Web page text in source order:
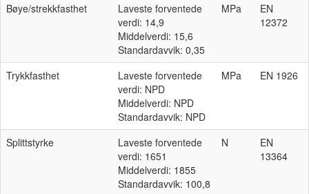
Bøye/strekkfasthet
Laveste forventede
verdi: 14,9
Middelverdi: 15,6
Standardavvik: 0,35
MPa
EN
12372
Trykkfasthet
Laveste forventede
verdi: NPD
Middelverdi: NPD
Standardavvik: NPD
MPa EN 1926
Splittstyrke
Laveste forventede
verdi: 1651
Middelverdi: 1855
Standardavvik: 100,8
N
EN
13364